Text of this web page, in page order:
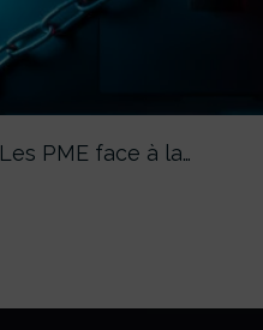
Les PME face à la…